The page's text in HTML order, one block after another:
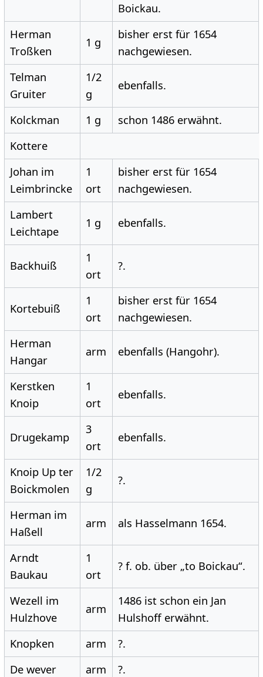
Boickau.
Herman
Troßken
1 g
bisher erst für 1654
nachgewiesen.
Telman
Gruiter
1/2
g
ebenfalls.
Kolckman 1 g
schon 1486 erwähnt.
Kottere
Johan im
Leimbrincke
1
ort
bisher erst für 1654
nachgewiesen.
Lambert
Leichtape
1 g ebenfalls.
Backhuiß
1
ort
?.
Kortebuiß
1
ort
bisher erst für 1654
nachgewiesen.
Herman
Hangar
arm ebenfalls (Hangohr).
Kerstken
Knoip
1
ort
ebenfalls.
Drugekamp
3
ort
ebenfalls.
Knoip Up ter
Boickmolen
1/2
g
?.
Herman im
Haßell
arm als Hasselmann 1654.
Arndt
Baukau
1
ort
? f. ob. über „to Boickau“.
Wezell im
Hulzhove
arm
1486 ist schon ein Jan
Hulshoff erwähnt.
Knopken
arm
?.
De wever
arm
?.